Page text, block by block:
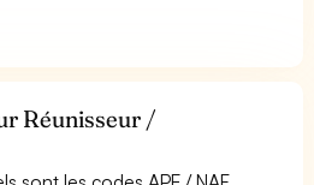
Réunisseur /